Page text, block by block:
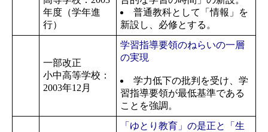
年度（学年進
行）
普通教科として「情報」を
新設し、必修とする。
一部改正
小中高等学校：
2003年12月
学習指導要領のねらいの一層
の実現
学力低下の批判を受け、学
習指導要領が最低基準である
ことを強調。
「ゆとり教育」の是正と「生